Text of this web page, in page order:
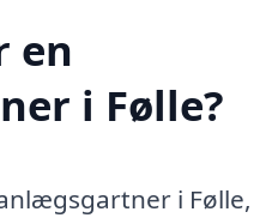
en
i Følle?
i Følle,